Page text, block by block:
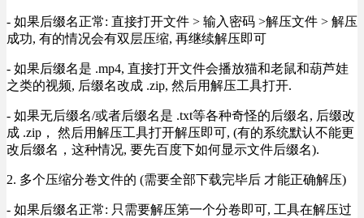
- 如果后缀名正常: 直接打开文件 > 输入密码 >解压文件 > 解压
成功, 有的情况会有双层压缩, 再继续解压即可
- 如果后缀名是 .mp4, 直接打开文件会播放猫和老鼠和葫芦娃
之类的视频, 后缀名改成 .zip, 然后用解压工具打开.
- 如果无后缀名/或者后缀名是 .txt等各种奇怪的后缀名, 后缀改
成 .zip， 然后用解压工具打开解压即可, (有的系统默认不能更
改后缀名，这种情况, 要先百度下如何显示文件后缀名).
2. 多个压缩分卷文件的 (需要全部下载完毕后 才能正确解压)
- 如果后缀名正常: 只需要解压第一个分卷即可, 工具在解压过